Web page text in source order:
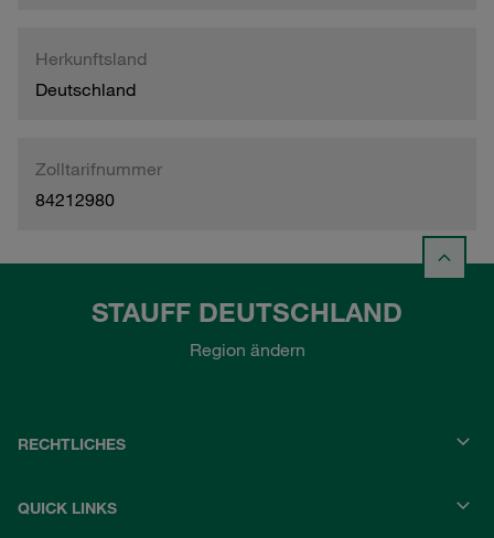
Herkunftsland
Deutschland
Zolltarifnummer
84212980
STAUFF DEUTSCHLAND
Region ändern
RECHTLICHES
QUICK LINKS